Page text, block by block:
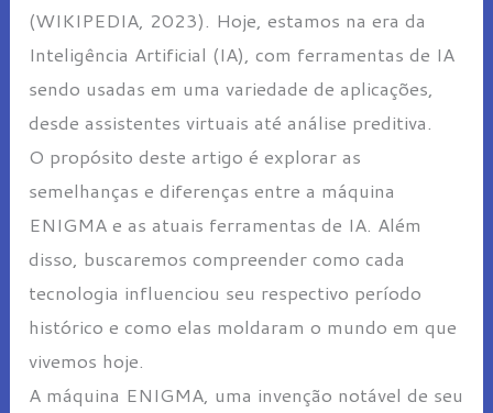
(WIKIPEDIA, 2023). Hoje, estamos na era da
Inteligência Artificial (IA), com ferramentas de IA
sendo usadas em uma variedade de aplicações,
desde assistentes virtuais até análise preditiva.
O propósito deste artigo é explorar as
semelhanças e diferenças entre a máquina
ENIGMA e as atuais ferramentas de IA. Além
disso, buscaremos compreender como cada
tecnologia influenciou seu respectivo período
histórico e como elas moldaram o mundo em que
vivemos hoje.
A máquina ENIGMA, uma invenção notável de seu